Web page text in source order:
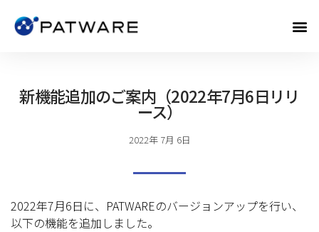
新機能追加のご案内（2022年7月6日リリ
ース）
2022年 7月 6日
2022年7月6日に、PATWAREのバージョンアップを行い、
以下の機能を追加しました。